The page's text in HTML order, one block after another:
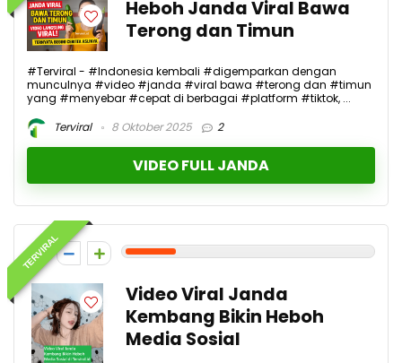
Heboh Janda Viral Bawa
Terong dan Timun
#Terviral - #Indonesia kembali #digemparkan dengan
munculnya #video #janda #viral bawa #terong dan #timun
yang #menyebar #cepat di berbagai #platform #tiktok, ...
Terviral
8 Oktober 2025 2
VIDEO FULL JANDA
TERVIRAL
2
Video Viral Janda
Kembang Bikin Heboh
Media Sosial